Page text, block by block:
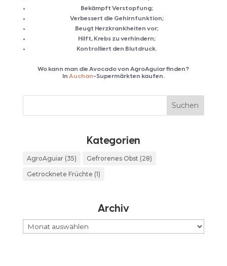
Bekämpft Verstopfung;
Verbessert die Gehirnfunktion;
Beugt Herzkrankheiten vor;
Hilft, Krebs zu verhindern;
Kontrolliert den Blutdruck.
Wo kann man die Avocado von AgroAguiar finden?
In Auchan-Supermärkten kaufen.
Kategorien
AgroAguiar(35) Gefrorenes Obst (28)
Getrocknete Früchte (1)
Archiv
Archiv